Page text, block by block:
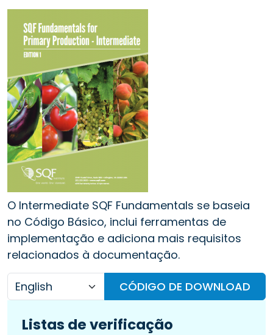
O Intermediate SQF Fundamentals se baseia
no Código Básico, inclui ferramentas de
implementação e adiciona mais requisitos
relacionados à documentação.
CÓDIGO DE DOWNLOAD
Listas de verificação